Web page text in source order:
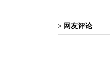
> 网友评论